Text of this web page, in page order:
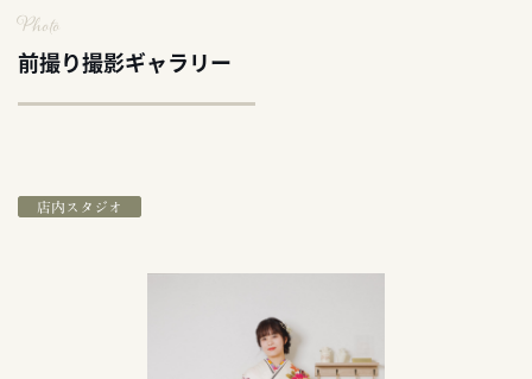
Photo
前撮り撮影ギャラリー
店内スタジオ